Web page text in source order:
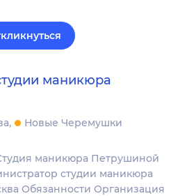
маникюра
Новые Черемушки
маникюра Петрушиной
студии маникюра
Обязанности Организация